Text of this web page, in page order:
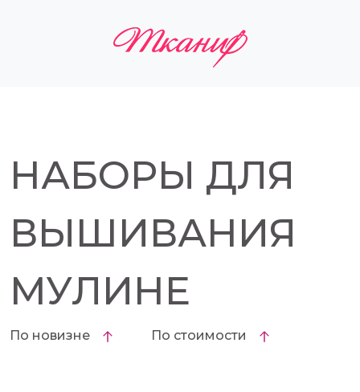
НАБОРЫ ДЛЯ
ВЫШИВАНИЯ
МУЛИНЕ
По новизне По стоимости